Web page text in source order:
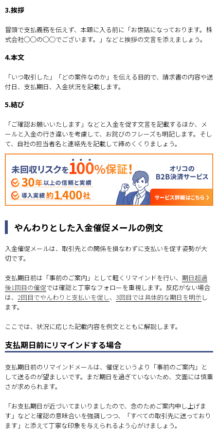
3.挨拶
冒頭で支払義務を伝えず、本題に入る前に「お世話になっております。株
式会社◯◯の◯◯でございます。」などと挨拶の文言を添えましょう。
4.本文
「いつ取引した」「どの案件なのか」を伝える目的で、請求書の内容や送
付日、支払期日、入金状況を記載します。
5.結び
「ご確認お願いいたします」などと入金を促す文言を記載するほか、メ
ールと入金の行き違いを考慮して、お詫びのフレーズも明記します。そし
て、自社の担当者名と連絡先を記載して締めくくりましょう。
やんわりとした入金催促メールの例文
入金催促メールは、取引先との関係を損なわずに支払いを促す姿勢が大
切です。
支払期日前は「事前のご案内」として軽くリマインドを行い、 期日超過
後1回目の催促では確認と丁寧なフォローを重視します。反応がない場合
は、 2回目でやんわりと支払いを促し、 3回目では具体的な期日を明示し
ます。
ここでは、状況に応じた記載内容を例文とともに解説します。
支払期日前にリマインドする場合
支払期日前のリマインドメールは、催促というより「事前のご案内」と
して送るのが望ましいです。まだ期日を過ぎていないため、文面には慎重
さが求められます。
「お支払期日が近づいてまいりましたので、念のためご案内申し上げま
す」などと確認の意味合いを強調しつつ、「すべての取引先に送っており
ます」と添えて丁寧な印象を与えられるよう心がけましょう。